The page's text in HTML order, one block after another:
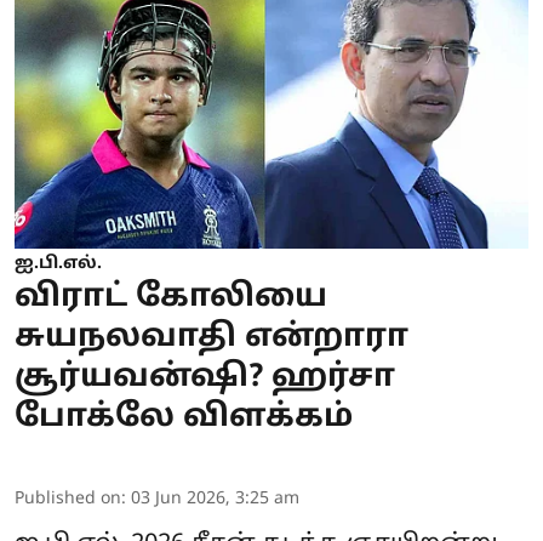
ஐ.பி.எல்.
விராட் கோலியை
சுயநலவாதி என்றாரா
சூர்யவன்ஷி? ஹர்சா
போக்லே விளக்கம்
Published on: 03 Jun 2026, 3:25 am